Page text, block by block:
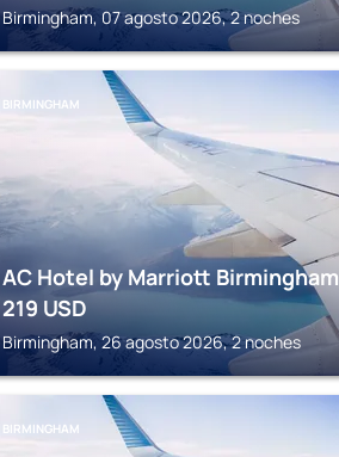
Birmingham, 07 agosto 2026, 2 noches
BIRMINGHAM
AC Hotel by Marriott Birmingham
219 USD
Birmingham, 26 agosto 2026, 2 noches
BIRMINGHAM